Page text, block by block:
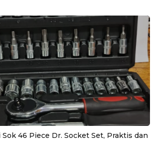
Sok 46 Piece Dr. Socket Set, Praktis dan